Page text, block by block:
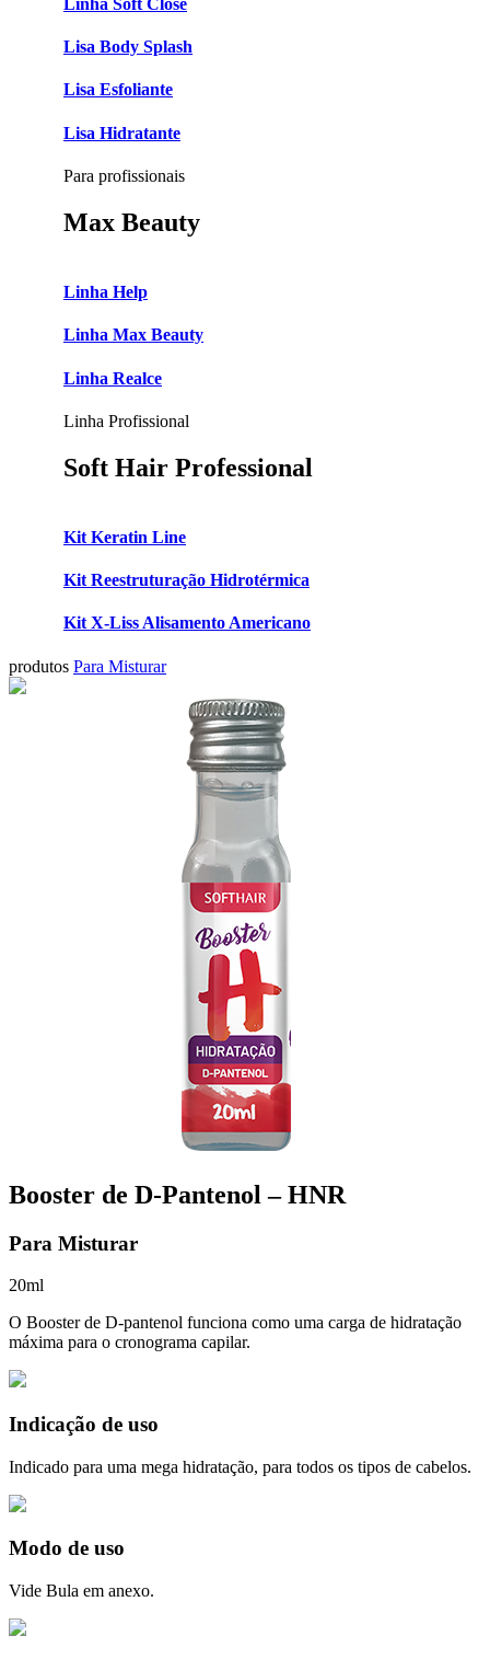
Linha Soft Close
Lisa Body Splash
Lisa Esfoliante
Lisa Hidratante
Para profissionais
Max Beauty
Linha Help
Linha Max Beauty
Linha Realce
Linha Profissional
Soft Hair Professional
Kit Keratin Line
Kit Reestruturação Hidrotérmica
Kit X-Liss Alisamento Americano
produtos Para Misturar
Booster de D-Pantenol – HNR
Para Misturar
20ml
O Booster de D-pantenol funciona como uma carga de hidratação
máxima para o cronograma capilar.
Indicação de uso
Indicado para uma mega hidratação, para todos os tipos de cabelos.
Modo de uso
Vide Bula em anexo.